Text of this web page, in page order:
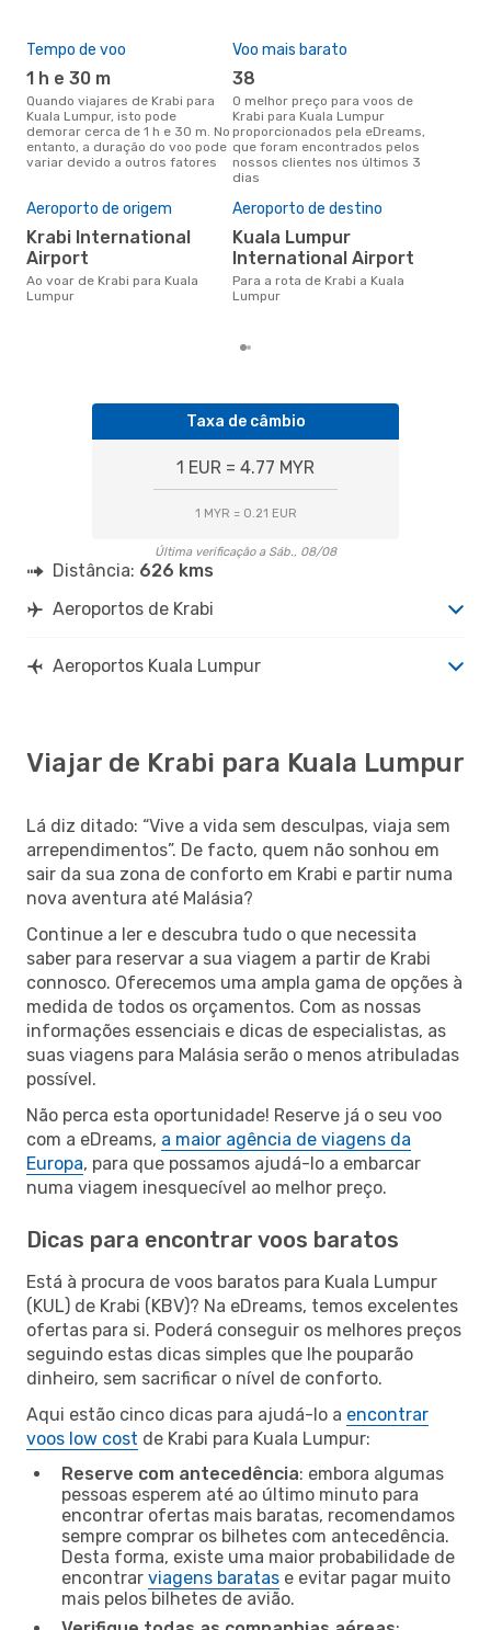
Tempo de voo
1 h e 30 m
Quando viajares de Krabi para
Kuala Lumpur, isto pode
demorar cerca de 1 h e 30 m. No
entanto, a duração do voo pode
variar devido a outros fatores
Voo mais barato
38
O melhor preço para voos de
Krabi para Kuala Lumpur
proporcionados pela eDreams,
que foram encontrados pelos
nossos clientes nos últimos 3
dias
Aeroporto de origem
Krabi International
Airport
Ao voar de Krabi para Kuala
Lumpur
Aeroporto de destino
Kuala Lumpur
International Airport
Para a rota de Krabi a Kuala
Lumpur
Taxa de câmbio
1 EUR = 4.77 MYR
1 MYR = 0.21 EUR
Última verificação a Sáb., 08/08
Distância: 626 kms
Aeroportos de Krabi
Aeroportos Kuala Lumpur
Viajar de Krabi para Kuala Lumpur
Lá diz ditado: “Vive a vida sem desculpas, viaja sem
arrependimentos”. De facto, quem não sonhou em
sair da sua zona de conforto em Krabi e partir numa
nova aventura até Malásia?
Continue a ler e descubra tudo o que necessita
saber para reservar a sua viagem a partir de Krabi
connosco. Oferecemos uma ampla gama de opções à
medida de todos os orçamentos. Com as nossas
informações essenciais e dicas de especialistas, as
suas viagens para Malásia serão o menos atribuladas
possível.
Não perca esta oportunidade! Reserve já o seu voo
com a eDreams, a maior agência de viagens da
Europa, para que possamos ajudá-lo a embarcar
numa viagem inesquecível ao melhor preço.
Dicas para encontrar voos baratos
Está à procura de voos baratos para Kuala Lumpur
(KUL) de Krabi (KBV)? Na eDreams, temos excelentes
ofertas para si. Poderá conseguir os melhores preços
seguindo estas dicas simples que lhe pouparão
dinheiro, sem sacrificar o nível de conforto.
Aqui estão cinco dicas para ajudá-lo a encontrar
voos low cost de Krabi para Kuala Lumpur:
Reserve com antecedência: embora algumas
pessoas esperem até ao último minuto para
encontrar ofertas mais baratas, recomendamos
sempre comprar os bilhetes com antecedência.
Desta forma, existe uma maior probabilidade de
encontrar viagens baratas e evitar pagar muito
mais pelos bilhetes de avião.